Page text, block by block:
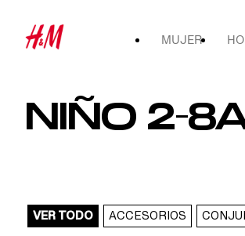
MUJER
NIÑO 2-
VER TODO ACCESORIOS